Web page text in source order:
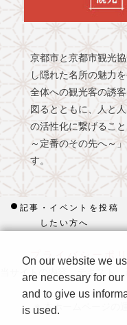
京都市と京都市観光
し隠れた名所の魅力
全体への観光客の誘
図るとともに、人と
の活性化に繋げるこ
～定番のその先へ～
す。
記事・イベントを投稿
したい方へ
プライバシーポ
当サイトの内容、テキスト
※ 本ホームページの
On our website we
are necessary for
and to give us
is used.